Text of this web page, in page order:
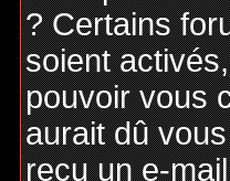
? Certains
soient
pouvoir vous
aurait dû
reçu un e-